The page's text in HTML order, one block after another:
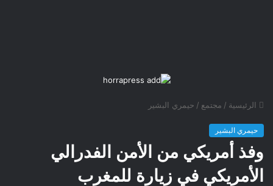
الرئيسية / مجتمع / حيمري البشير
حيمري البشير
وفذ أمريكي من الأمن الفدرالي
الأمريكي في زيارة للمغرب